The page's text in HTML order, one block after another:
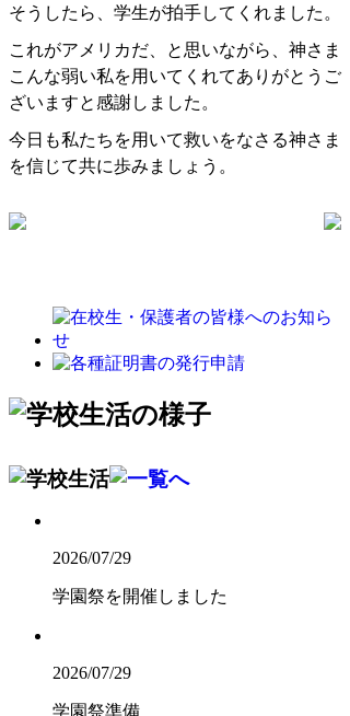
そうしたら、学生が拍手してくれました。
これがアメリカだ、と思いながら、神さま
こんな弱い私を用いてくれてありがとうご
ざいますと感謝しました。
今日も私たちを用いて救いをなさる神さま
を信じて共に歩みましょう。
2026/07/29
学園祭を開催しました
2026/07/29
学園祭準備